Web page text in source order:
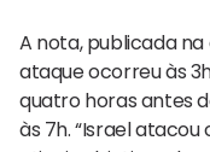
A nota, publicada
ataque ocorreu às
quatro horas antes
às 7h. “Israel